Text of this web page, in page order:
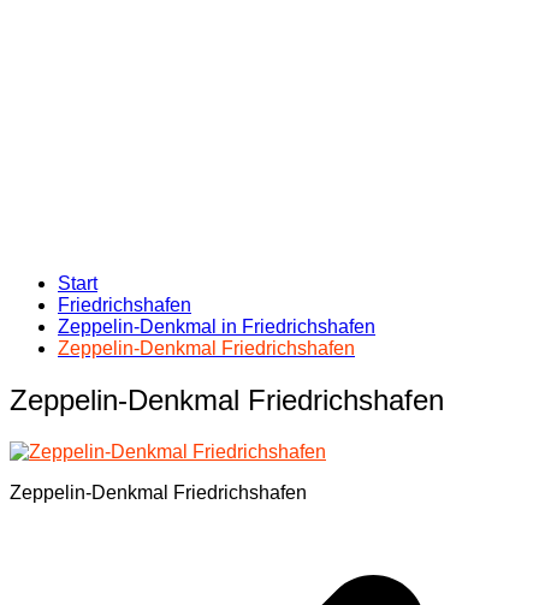
Start
Friedrichshafen
Zeppelin-Denkmal in Friedrichshafen
Zeppelin-Denkmal Friedrichshafen
Zeppelin-Denkmal Friedrichshafen
Zeppelin-Denkmal Friedrichshafen